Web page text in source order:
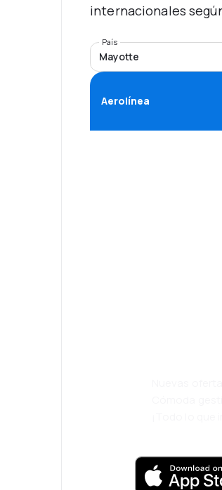
internacionales
País
Mayotte
Aerolínea